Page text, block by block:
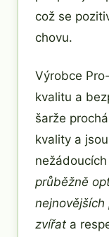
což se
chovu.
Výrobce
kvalitu a
šarže
kvality a
průběžně
zvířat a